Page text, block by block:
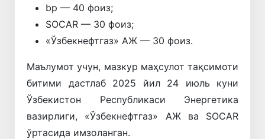
bp — 40 фоиз;
SOCAR — 30 фоиз;
«Ўзбекнефтгаз» АЖ — 30 фоиз.
Маълумот учун, мазкур маҳсулот тақсимоти
битими дастлаб 2025 йил 24 июль куни
Ўзбекистон Республикаси Энергетика
вазирлиги, «Ўзбекнефтгаз» АЖ ва SOCAR
ўртасида имзоланган.